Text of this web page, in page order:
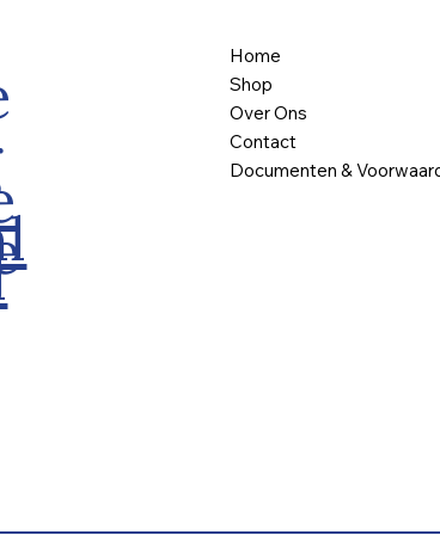
Home
Shop
Over Ons
Contact
Documenten &